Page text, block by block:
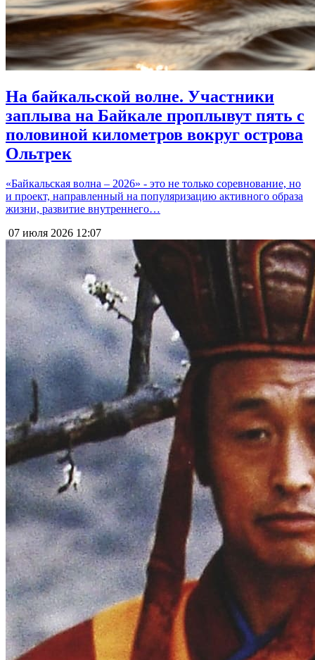
На байкальской волне. Участники
заплыва на Байкале проплывут пять с
половиной километров вокруг острова
Ольтрек
«Байкальская волна – 2026» - это не только соревнование, но
и проект, направленный на популяризацию активного образа
жизни, развитие внутреннего…
07 июля 2026 12:07